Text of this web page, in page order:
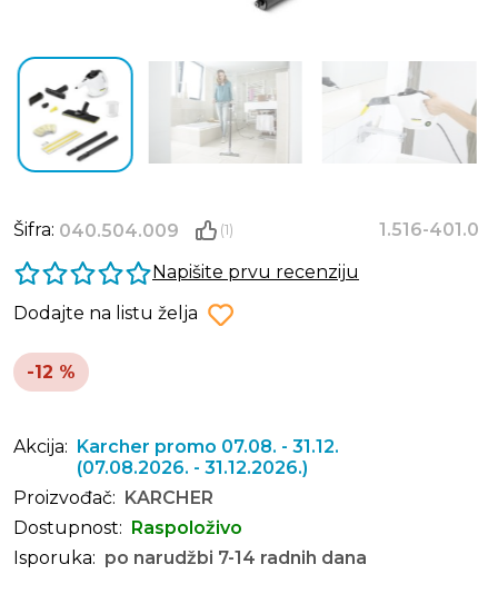
Šifra: 040.504.009 (1)
1.516-401.0
Napišite prvu recenziju
Dodajte na listu želja
-12 %
Akcija:
Karcher promo 07.08. - 31.12.
(07.08.2026. - 31.12.2026.)
Proizvođač:
KARCHER
Dostupnost:
Raspoloživo
Isporuka: po narudžbi 7-14 radnih dana